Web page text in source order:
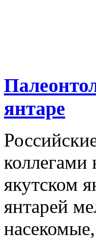
янтаре
якутском
янтарей